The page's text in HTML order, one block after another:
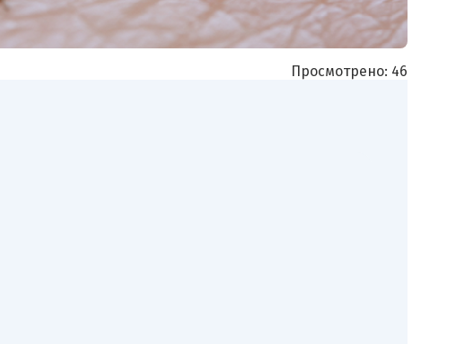
Просмотрено: 46